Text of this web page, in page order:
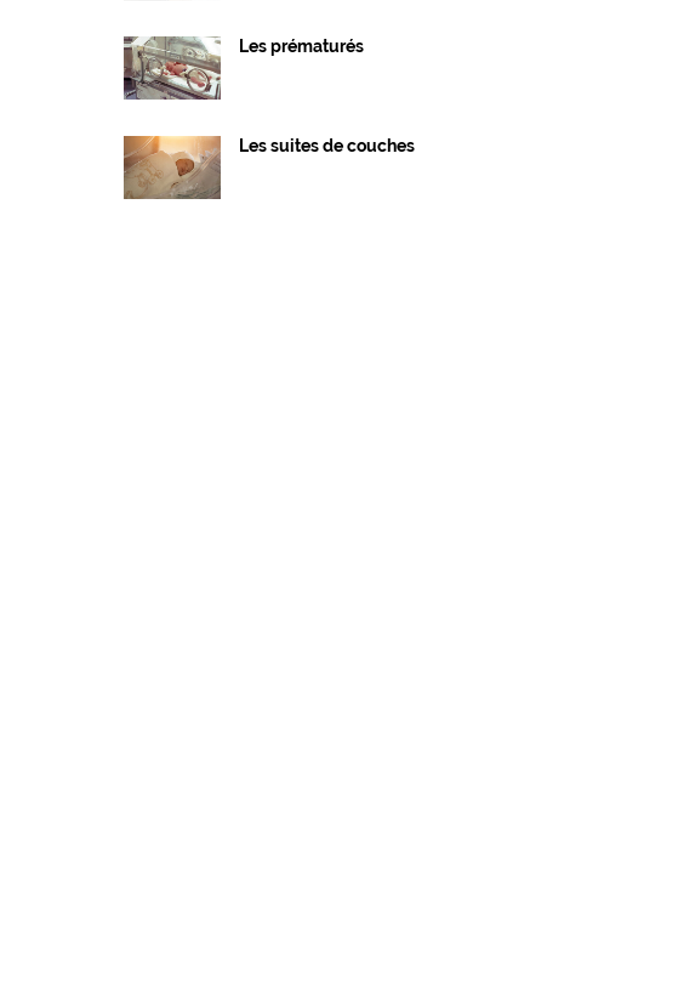
Les prématurés
Les suites de couches